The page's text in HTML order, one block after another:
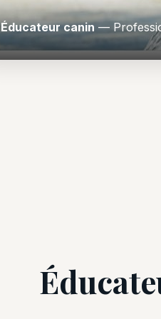
Éducateur canin —